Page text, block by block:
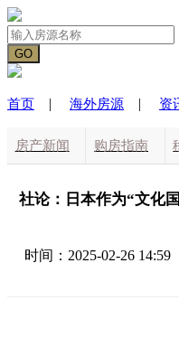
首页 | 海外房源 | 资
房产新闻 购房指南
社论：日本作为“文化
时间：2025-02-26 14:59